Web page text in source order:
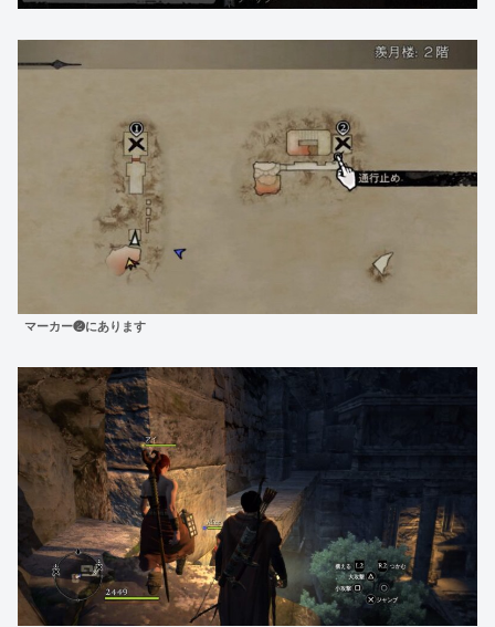
マーカー❷にあります